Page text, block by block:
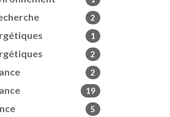
2
1
2
2
19
5